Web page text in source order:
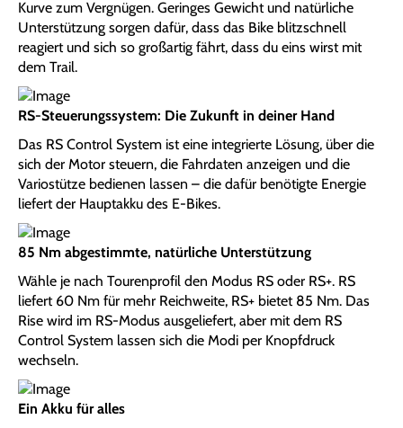
Kurve zum Vergnügen. Geringes Gewicht und natürliche
Unterstützung sorgen dafür, dass das Bike blitzschnell
reagiert und sich so großartig fährt, dass du eins wirst mit
dem Trail.
RS-Steuerungssystem: Die Zukunft in deiner Hand
Das RS Control System ist eine integrierte Lösung, über die
sich der Motor steuern, die Fahrdaten anzeigen und die
Variostütze bedienen lassen – die dafür benötigte Energie
liefert der Hauptakku des E-Bikes.
85 Nm abgestimmte, natürliche Unterstützung
Wähle je nach Tourenprofil den Modus RS oder RS+. RS
liefert 60 Nm für mehr Reichweite, RS+ bietet 85 Nm. Das
Rise wird im RS-Modus ausgeliefert, aber mit dem RS
Control System lassen sich die Modi per Knopfdruck
wechseln.
Ein Akku für alles